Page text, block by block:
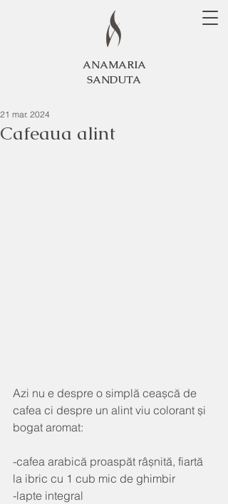
ANAMARIA
SANDUTA
Cafeaua alint
21 mar. 2024
Azi nu e despre o simplă ceașcă de
cafea ci despre un alint viu colorant și
bogat aromat:
-cafea arabică proaspăt râșnită, fiartă
la ibric cu 1 cub mic de ghimbir
-lapte integral